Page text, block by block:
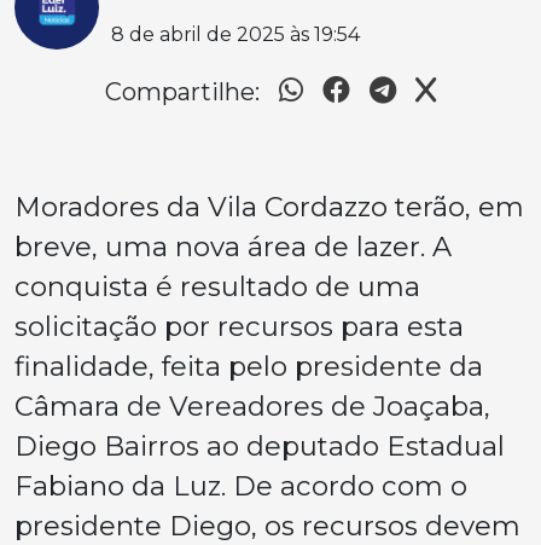
8 de abril de 2025 às 19:54
Compartilhe:
Moradores da Vila Cordazzo terão, em
breve, uma nova área de lazer. A
conquista é resultado de uma
solicitação por recursos para esta
finalidade, feita pelo presidente da
Câmara de Vereadores de Joaçaba,
Diego Bairros ao deputado Estadual
Fabiano da Luz. De acordo com o
presidente Diego, os recursos devem